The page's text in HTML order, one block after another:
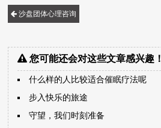
沙盘团体心理咨询
您可能还会对这些文章感兴趣！
什么样的人比较适合催眠疗法呢
步入快乐的旅途
守望，我们时刻准备